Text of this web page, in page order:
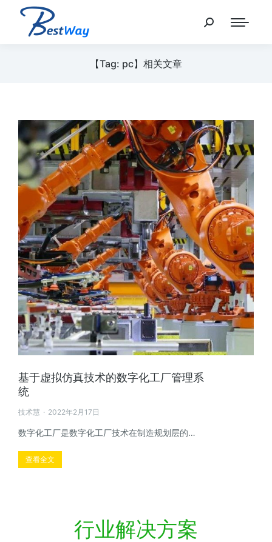
【Tag: pc】相关文章
基于虚拟仿真技术的数字化工厂管理系
统
技术慧 2022年2月17日
数字化工厂是数字化工厂技术在制造规划层的…
查看全文
行业解决方案